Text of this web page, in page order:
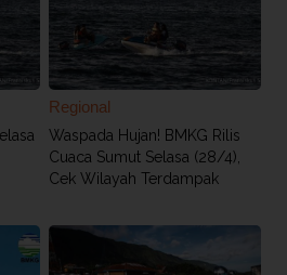
Regional
Waspada Hujan! BMKG Rilis
Cuaca Sumut Selasa (28/4),
Cek Wilayah Terdampak